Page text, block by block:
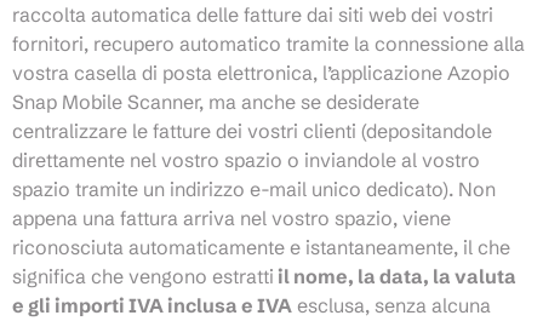
raccolta automatica delle fatture dai siti web dei vostri
fornitori, recupero automatico tramite la connessione alla
vostra casella di posta elettronica, l’applicazione Azopio
Snap Mobile Scanner, ma anche se desiderate
centralizzare le fatture dei vostri clienti (depositandole
direttamente nel vostro spazio o inviandole al vostro
spazio tramite un indirizzo e-mail unico dedicato). Non
appena una fattura arriva nel vostro spazio, viene
riconosciuta automaticamente e istantaneamente, il che
significa che vengono estratti il nome, la data, la valuta
e gli importi IVA inclusa e IVA esclusa, senza alcuna